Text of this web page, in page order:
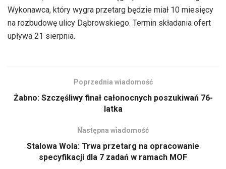
Wykonawca, który wygra przetarg będzie miał 10 miesięcy
na rozbudowę ulicy Dąbrowskiego. Termin składania ofert
upływa 21 sierpnia.
Poprzednia wiadomość
Żabno: Szczęśliwy finał całonocnych poszukiwań 76-
latka
Następna wiadomość
Stalowa Wola: Trwa przetarg na opracowanie
specyfikacji dla 7 zadań w ramach MOF